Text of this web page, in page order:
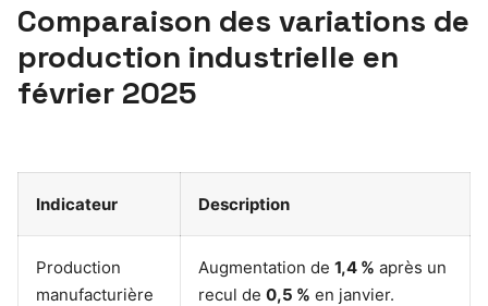
Comparaison des variations de
production industrielle en
février 2025
Indicateur Description
Production
manufacturière
Augmentation de 1,4 % après un
recul de 0,5 % en janvier.